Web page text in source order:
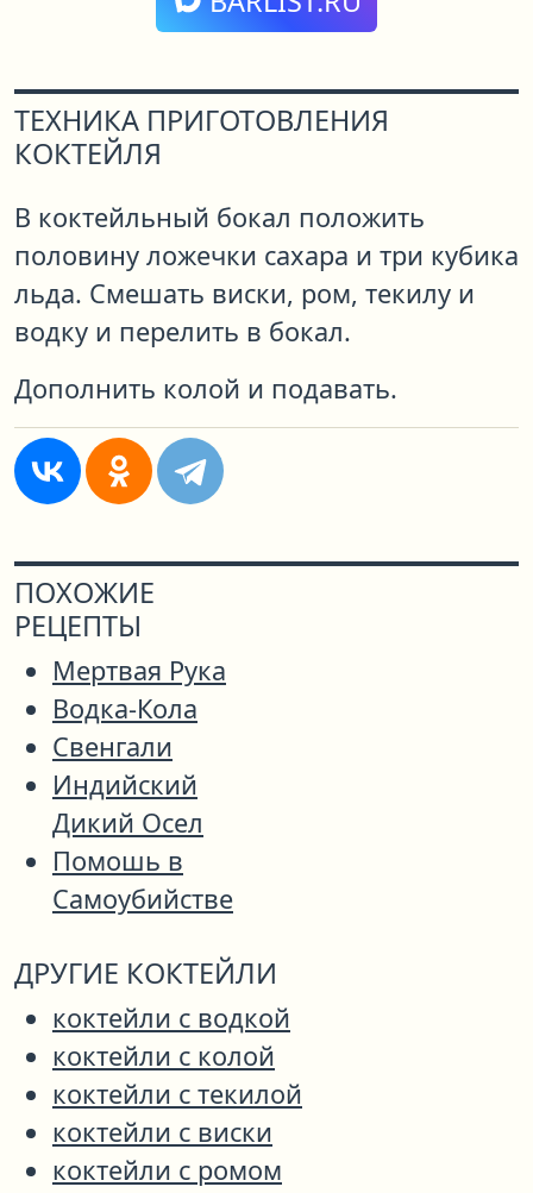
ТЕХНИКА ПРИГОТОВЛЕНИЯ
КОКТЕЙЛЯ
В коктейльный бокал положить
половину ложечки сахара и три кубика
льда. Смешать виски, ром, текилу и
водку и перелить в бокал.
Дополнить колой и подавать.
ПОХОЖИЕ
РЕЦЕПТЫ
Мертвая Рука
Водка-Кола
Свенгали
Индийский
Дикий Осел
Помошь в
Самоубийстве
ДРУГИЕ КОКТЕЙЛИ
коктейли с водкой
коктейли с колой
коктейли с текилой
коктейли с виски
коктейли с ромом